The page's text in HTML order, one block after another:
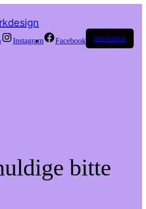
Instagram Facebook Anmelden
bitte